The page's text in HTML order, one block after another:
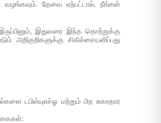
வழங்கவும். தேவை ஏற்பட்டால், நீங்கள்
இதுவரை இந்த தொற்றுக்கு
சிகிச்சையளிப்பது
டபிள்யுஎச்ஓ மற்றும் பிற சுகாதார